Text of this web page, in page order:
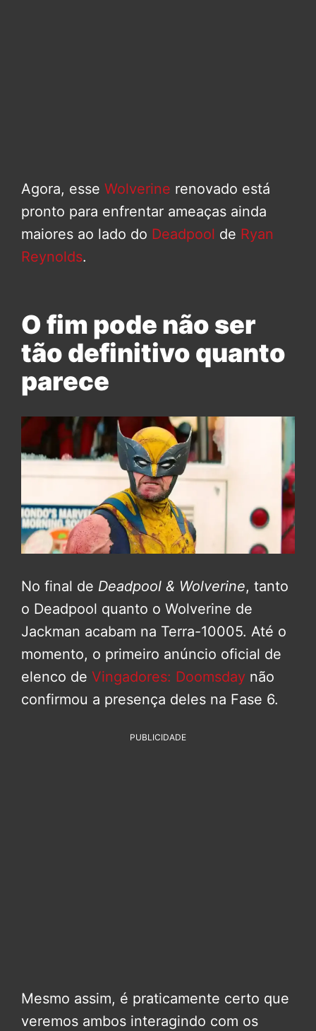
Agora, esse Wolverine renovado está
pronto para enfrentar ameaças ainda
maiores ao lado do Deadpool de Ryan
Reynolds.
O fim pode não ser
tão definitivo quanto
parece
No final de Deadpool & Wolverine, tanto
o Deadpool quanto o Wolverine de
Jackman acabam na Terra-10005. Até o
momento, o primeiro anúncio oficial de
elenco de Vingadores: Doomsday não
confirmou a presença deles na Fase 6.
PUBLICIDADE
Mesmo assim, é praticamente certo que
veremos ambos interagindo com os